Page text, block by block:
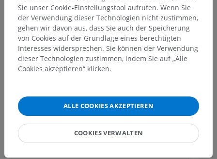
Anatomische Hierarchie
Anatomie des Menschen 2
Sie unser Cookie-Einstellungstool aufrufen. Wenn Sie
der Verwendung dieser Technologien nicht zustimmen,
gehen wir davon aus, dass Sie auch der Speicherung
von Cookies auf der Grundlage eines berechtigten
Interesses widersprechen. Sie können der Verwendung
dieser Technologien zustimmen, indem Sie auf „Alle
Cookies akzeptieren“ klicken.
ALLE COOKIES AKZEPTIEREN
COOKIES VERWALTEN